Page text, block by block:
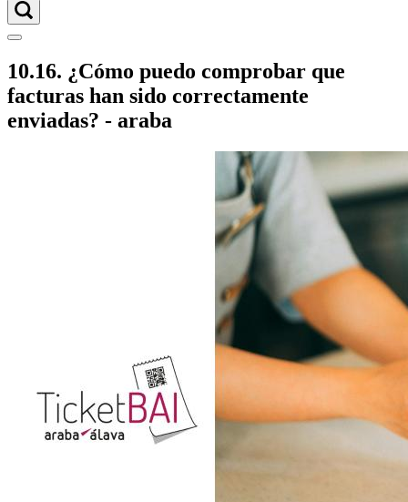
10.16. ¿Cómo puedo comprobar que
facturas han sido correctamente
enviadas? - araba